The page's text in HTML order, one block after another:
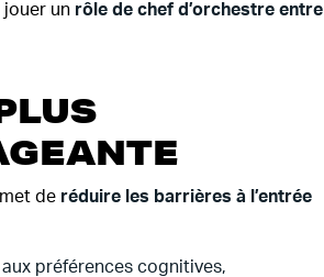
jouer un rôle de chef d’orchestre entre
de réduire les barrières à l’entrée
préférences cognitives,